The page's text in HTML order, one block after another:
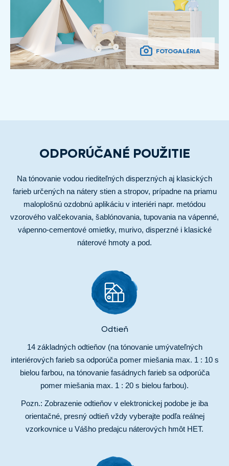
FOTOGALÉRIA
ODPORÚČANÉ POUŽITIE
Na tónovanie vodou riediteľných disperzných aj klasických
farieb určených na nátery stien a stropov, prípadne na priamu
maloplošnú ozdobnú aplikáciu v interiéri napr. metódou
vzorového valčekovania, šablónovania, tupovania na vápenné,
vápenno-cementové omietky, murivo, disperzné i klasické
náterové hmoty a pod.
Odtieň
14 základných odtieňov (na tónovanie umývateľných
interiérových farieb sa odporúča pomer miešania max. 1 : 10 s
bielou farbou, na tónovanie fasádnych farieb sa odporúča
pomer miešania max. 1 : 20 s bielou farbou).
Pozn.: Zobrazenie odtieňov v elektronickej podobe je iba
orientačné, presný odtieň vždy vyberajte podľa reálnej
vzorkovnice u Vášho predajcu náterových hmôt HET.